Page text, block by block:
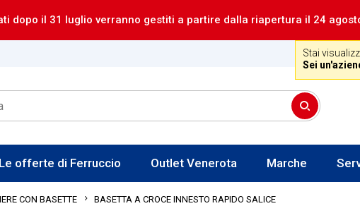
dopo il 31 luglio verranno gestiti a partire dalla riapertura il 24
Assistenza
dal lun al ven 8-
Stai
Sei
Le offerte di Ferruccio Outlet Venerota Marche
CON BASETTE BASETTA A CROCE INNESTO RAPIDO SALICE